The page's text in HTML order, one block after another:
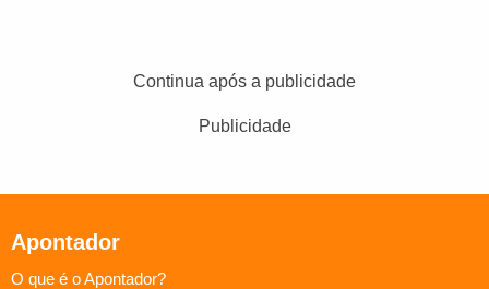
Continua após a publicidade
Publicidade
Apontador
O que é o Apontador?